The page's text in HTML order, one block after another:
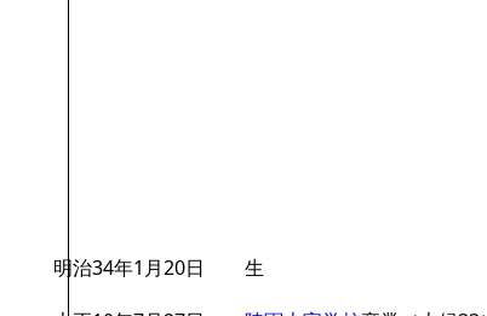
明治34年1月20日
生